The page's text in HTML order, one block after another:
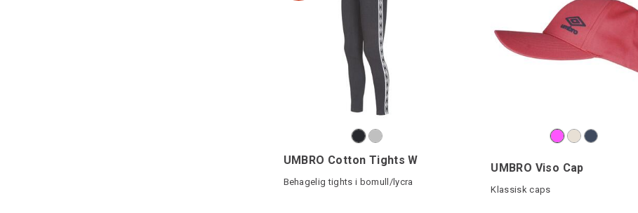
UMBRO Cotton Tights W
Behagelig tights i bomull/lycra
UMBRO Viso Cap
Klassisk caps